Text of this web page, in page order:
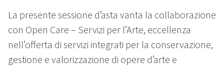
La presente sessione d’asta vanta la collaborazione
con Open Care – Servizi per l’Arte, eccellenza
nell’offerta di servizi integrati per la conservazione,
gestione e valorizzazione di opere d’arte e